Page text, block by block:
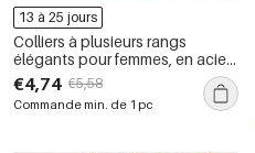
13 à 25 jours
Colliers à plusieurs rangs
élégants pour femmes, en acier
inoxydable imperméable,
couleur or, ornés de strass et de
fleurs
€4,74 €5,58
Commande min. de 1 pc